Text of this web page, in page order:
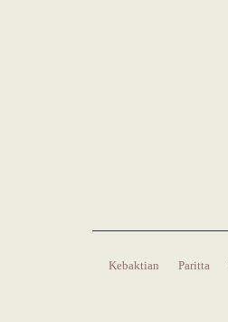
Kebaktian Paritta